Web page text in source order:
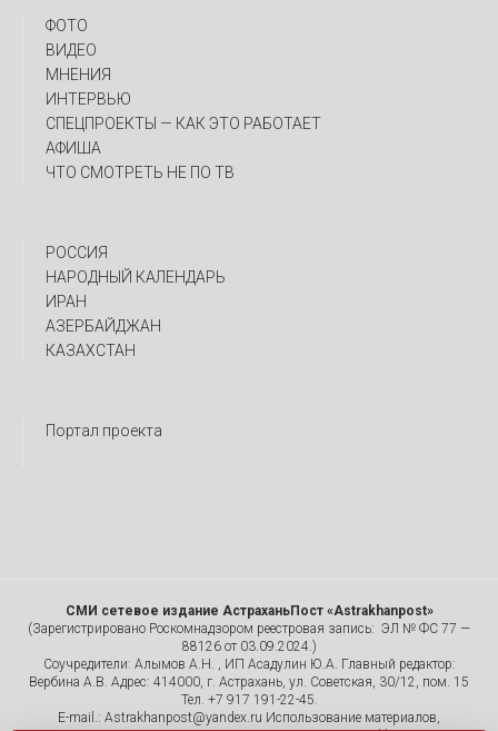
ФОТО
ВИДЕО
МНЕНИЯ
ИНТЕРВЬЮ
CПЕЦПРОЕКТЫ — КАК ЭТО РАБОТАЕТ
АФИША
ЧТО СМОТРЕТЬ НЕ ПО ТВ
РОССИЯ
НАРОДНЫЙ КАЛЕНДАРЬ
ИРАН
АЗЕРБАЙДЖАН
КАЗАХСТАН
Портал проекта
СМИ сетевое издание АстраханьПост «Astrakhanpost»
(Зарегистрировано Роскомнадзором реестровая запись: ЭЛ № ФС 77 —
88126 от 03.09.2024.)
Соучредители: Алымов А.Н. , ИП Асадулин Ю.А. Главный редактор:
Вербина А.В. Адрес: 414000, г. Астрахань, ул. Советская, 30/12, пом. 15
Тел. +7 917 191-22-45.
E-mail.: Astrakhanpost@yandex.ru Использование материалов,